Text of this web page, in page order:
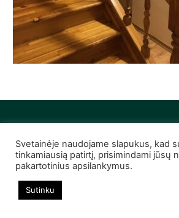
© 2022 Infobutas. Visos teisės
Svetainėje naudojame slapukus, kad
tinkamiausią patirtį, prisimindami jūsų
pakartotinius apsilankymus.
Sutinku